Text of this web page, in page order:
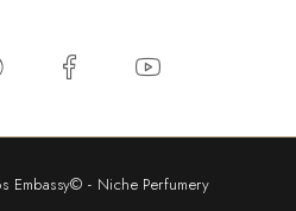
Embassy© - Niche Perfumery